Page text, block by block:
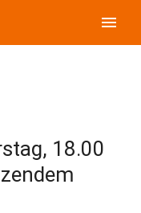
menu
18.00